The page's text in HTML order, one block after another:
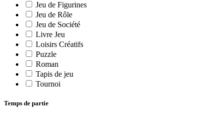
Jeu de Figurines
Jeu de Rôle
Jeu de Société
Livre Jeu
Loisirs Créatifs
Puzzle
Roman
Tapis de jeu
Tournoi
Temps de partie